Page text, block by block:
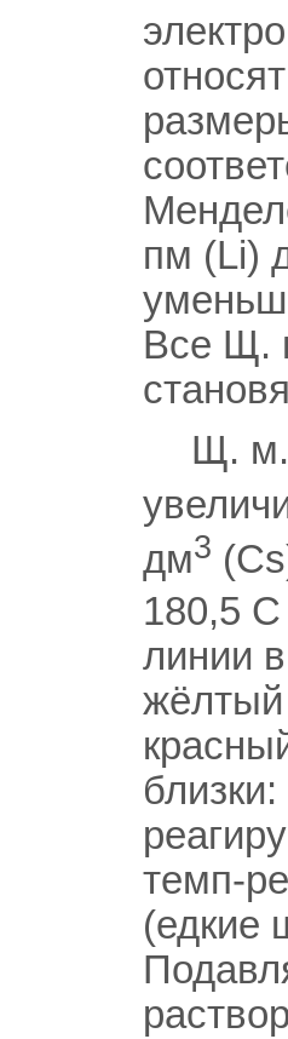
пм (Li)
Все Щ.
Щ.
дм3
180,5
линии
жёлтый
темп-
(едкие